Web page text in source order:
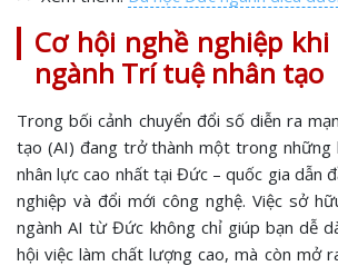
Cơ hội nghề nghiệp
ngành Trí tuệ nhân tạo
Trong bối cảnh chuyển đổi số diễn ra
tạo (AI) đang trở thành một trong những
nhân lực cao nhất tại Đức – quốc gia dẫn
nghiệp và đổi mới công nghệ. Việc sở
ngành AI từ Đức không chỉ giúp bạn dễ
hội việc làm chất lượng cao, mà còn mở